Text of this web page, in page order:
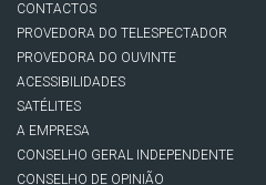
CONTACTOS
PROVEDORA DO TELESPECTADOR
PROVEDORA DO OUVINTE
ACESSIBILIDADES
SATÉLITES
A EMPRESA
CONSELHO GERAL INDEPENDENTE
CONSELHO DE OPINIÃO